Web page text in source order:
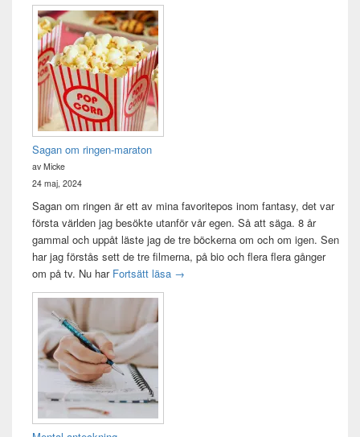
Sagan om ringen-maraton
av Micke
24 maj, 2024
Sagan om ringen är ett av mina favoritepos inom fantasy, det var
första världen jag besökte utanför vår egen. Så att säga. 8 år
gammal och uppåt läste jag de tre böckerna om och om igen. Sen
har jag förstås sett de tre filmerna, på bio och flera flera gånger
om på tv. Nu har Fortsätt läsa Sagan om ringen-maraton
→